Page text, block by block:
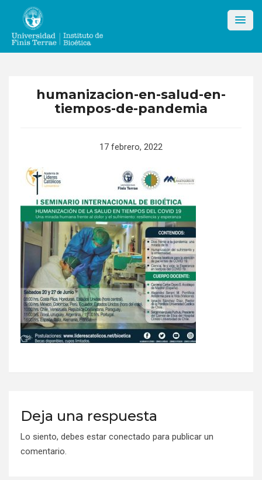
content
humanizacion-en-salud-en-
tiempos-de-pandemia
17 febrero, 2022
Deja una respuesta
Lo siento, debes estar conectado para publicar un
comentario.